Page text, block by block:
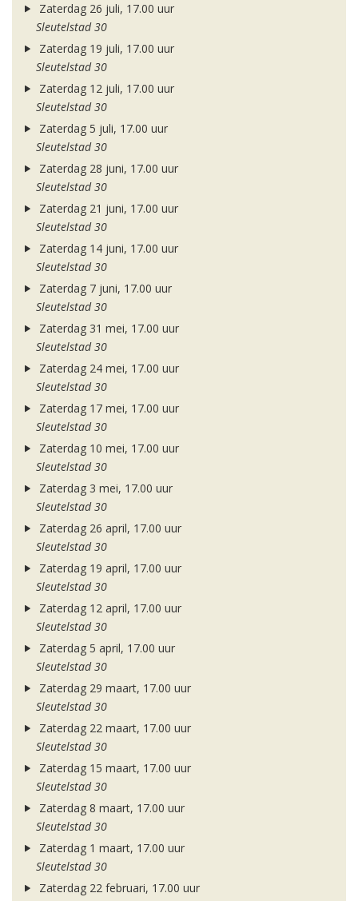
Zaterdag 26 juli, 17.00 uur
Sleutelstad 30
Zaterdag 19 juli, 17.00 uur
Sleutelstad 30
Zaterdag 12 juli, 17.00 uur
Sleutelstad 30
Zaterdag 5 juli, 17.00 uur
Sleutelstad 30
Zaterdag 28 juni, 17.00 uur
Sleutelstad 30
Zaterdag 21 juni, 17.00 uur
Sleutelstad 30
Zaterdag 14 juni, 17.00 uur
Sleutelstad 30
Zaterdag 7 juni, 17.00 uur
Sleutelstad 30
Zaterdag 31 mei, 17.00 uur
Sleutelstad 30
Zaterdag 24 mei, 17.00 uur
Sleutelstad 30
Zaterdag 17 mei, 17.00 uur
Sleutelstad 30
Zaterdag 10 mei, 17.00 uur
Sleutelstad 30
Zaterdag 3 mei, 17.00 uur
Sleutelstad 30
Zaterdag 26 april, 17.00 uur
Sleutelstad 30
Zaterdag 19 april, 17.00 uur
Sleutelstad 30
Zaterdag 12 april, 17.00 uur
Sleutelstad 30
Zaterdag 5 april, 17.00 uur
Sleutelstad 30
Zaterdag 29 maart, 17.00 uur
Sleutelstad 30
Zaterdag 22 maart, 17.00 uur
Sleutelstad 30
Zaterdag 15 maart, 17.00 uur
Sleutelstad 30
Zaterdag 8 maart, 17.00 uur
Sleutelstad 30
Zaterdag 1 maart, 17.00 uur
Sleutelstad 30
Zaterdag 22 februari, 17.00 uur